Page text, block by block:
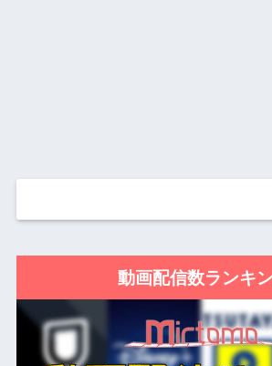
動画配信数ランキ